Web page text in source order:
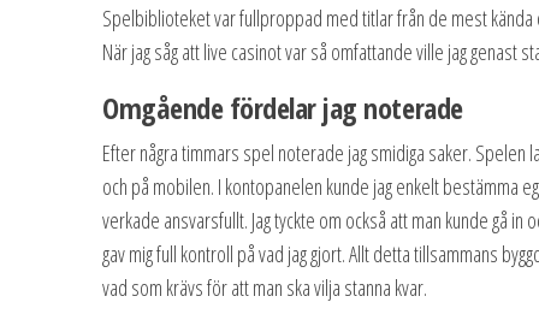
Spelbiblioteket var fullproppad med titlar från de mest
När jag såg att live casinot var så omfattande ville jag genast
Omgående fördelar jag noterade
Efter några timmars spel noterade jag smidiga saker.
och på mobilen. I kontopanelen kunde jag enkelt bestämma
verkade ansvarsfullt. Jag tyckte om också att man kunde gå
gav mig full kontroll på vad jag gjort. Allt detta tillsammans
vad som krävs för att man ska vilja stanna kvar.